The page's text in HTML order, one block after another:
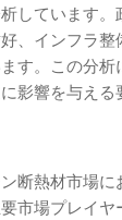
しています
、インフラ
す。この分
影響を与える
断熱材市場
市場プレイヤ